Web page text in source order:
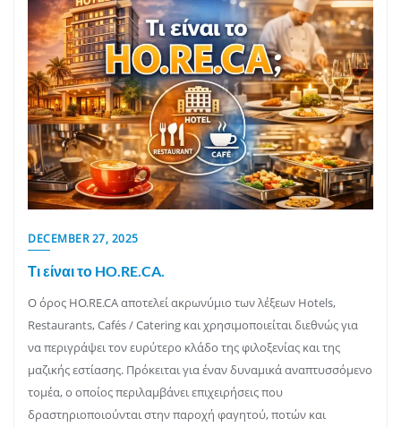
DECEMBER 27, 2025
Τι είναι το HO.RE.CA.
Ο όρος HO.RE.CA αποτελεί ακρωνύμιο των λέξεων Hotels,
Restaurants, Cafés / Catering και χρησιμοποιείται διεθνώς για
να περιγράψει τον ευρύτερο κλάδο της φιλοξενίας και της
μαζικής εστίασης. Πρόκειται για έναν δυναμικά αναπτυσσόμενο
τομέα, ο οποίος περιλαμβάνει επιχειρήσεις που
δραστηριοποιούνται στην παροχή φαγητού, ποτών και